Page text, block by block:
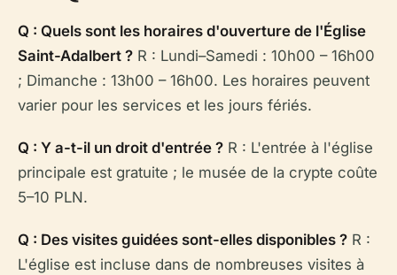
Q : Quels sont les horaires d'ouverture de l'Église
Saint-Adalbert ? R : Lundi–Samedi : 10h00 – 16h00
; Dimanche : 13h00 – 16h00. Les horaires peuvent
varier pour les services et les jours fériés.
Q : Y a-t-il un droit d'entrée ? R : L'entrée à l'église
principale est gratuite ; le musée de la crypte coûte
5–10 PLN.
Q : Des visites guidées sont-elles disponibles ? R :
L'église est incluse dans de nombreuses visites à